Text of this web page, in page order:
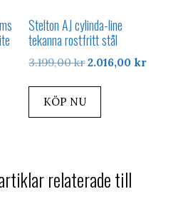
Stelton AJ cylinda-line
tekanna rostfritt stål
3.199,00krDet
2.016,00 krDet
KÖP NU
relaterade till